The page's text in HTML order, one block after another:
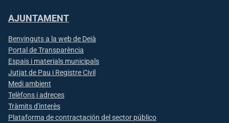
AJUNTAMENT
Benvinguts a la web de Deià
Portal de Transparència
Espais i materials municipals
Jutjat de Pau i Registre Civil
Medi ambient
Telèfons i adreces
Tràmits d'interès
Plataforma de contractación del sector público